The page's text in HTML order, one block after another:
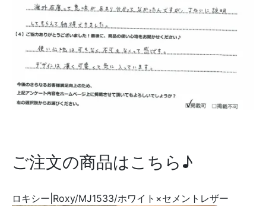
ご注文の商品はこちら♪
ロキシー|Roxy/MJ1533/ホワイト×セメントレザー